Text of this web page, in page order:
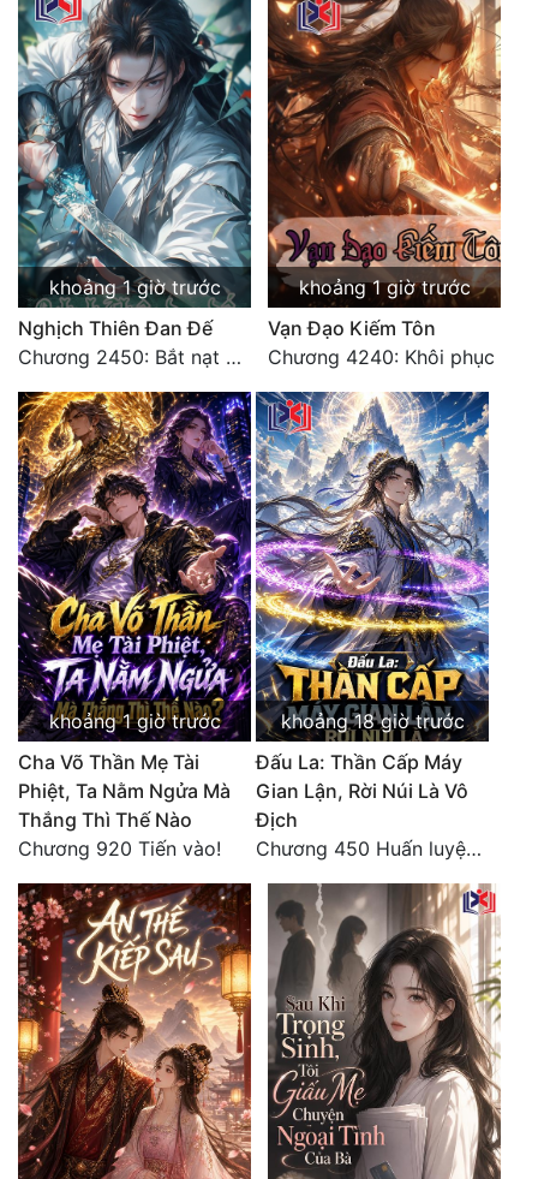
Quân Sự
Sảng Văn
Sắc
Sủng
Thanh Xuân
Tiên Hiệp
Tiểu Thuyết
Trinh Thám
Triều Đấu
Trùng Sinh
Trọng Sinh
Tu Chân
Tu Tiên
Tội Phạm
Vô Địch
Võ Hiệp
Võng Du
Xuyên Không
Xuyên Nhanh
Xuyên Sách
Xuyên Thư
Điền Văn
Đô Thị
Đông Phương
khoảng 1 giờ trước
Nghịch Thiên Đan Đế
Chương 2450: Bắt nạt kẻ thật thà
khoảng 1 giờ trước
Vạn Đạo Kiếm Tôn
Chương 4240: Khôi phục
khoảng 1 giờ trước
Cha Võ Thần Mẹ Tài
Phiệt, Ta Nằm Ngửa Mà
Thắng Thì Thế Nào
Chương 920 Tiến vào!
khoảng 18 giờ trước
Đấu La: Thần Cấp Máy
Gian Lận, Rời Núi Là Vô
Địch
Chương 450 Huấn luyện thực chiến, Long Linh Cơ đối chiến bốn người Cổ Nguyệt và Vũ Lân!